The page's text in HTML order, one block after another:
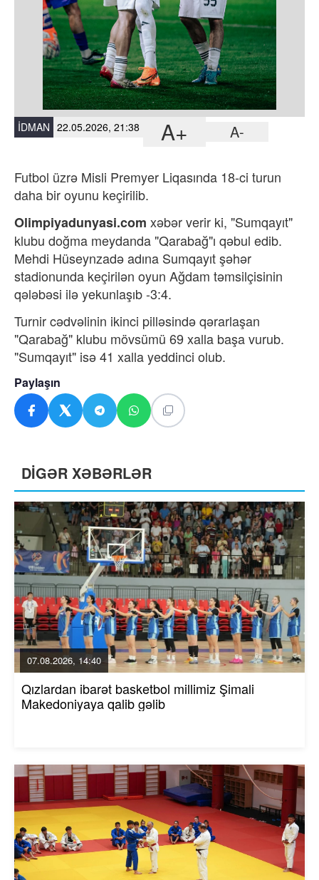
İDMAN 22.05.2026, 21:38 A+ A-
Futbol üzrə Misli Premyer Liqasında 18-ci turun
daha bir oyunu keçirilib.
Olimpiyadunyasi.com xəbər verir ki, "Sumqayıt"
klubu doğma meydanda "Qarabağ"ı qəbul edib.
Mehdi Hüseynzadə adına Sumqayıt şəhər
stadionunda keçirilən oyun Ağdam təmsilçisinin
qələbəsi ilə yekunlaşıb -3:4.
Turnir cədvəlinin ikinci pilləsində qərarlaşan
"Qarabağ" klubu mövsümü 69 xalla başa vurub.
"Sumqayıt" isə 41 xalla yeddinci olub.
Paylaşın
DİGƏR XƏBƏRLƏR
07.08.2026, 14:40
Qızlardan ibarət basketbol millimiz Şimali
Makedoniyaya qalib gəlib